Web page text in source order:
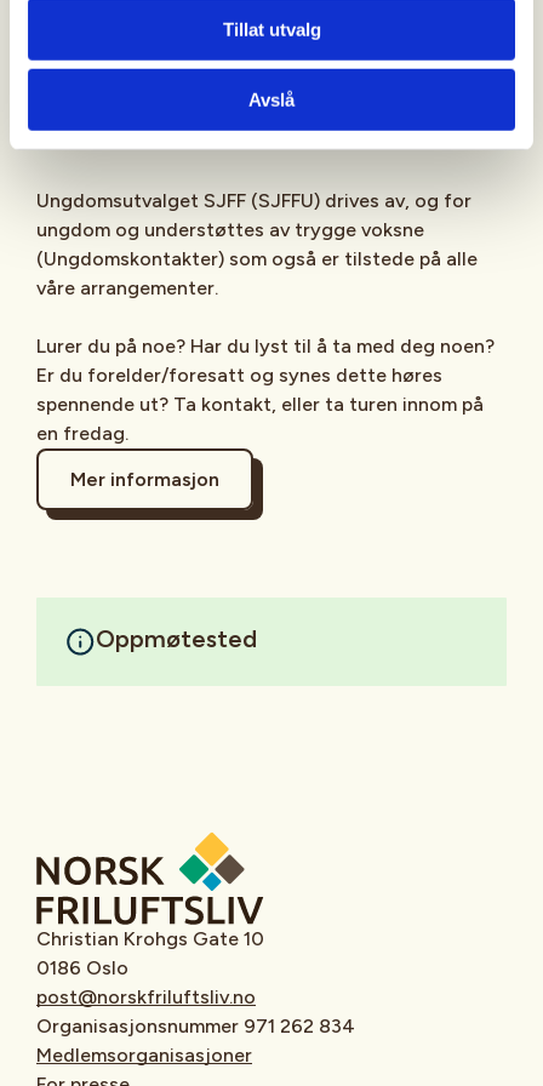
Tillat utvalg
Avslå
SJFFUpå Instagram
TikTokog vår egenpodcastpå din favoritt-
Ungdomsutvalget SJFF (SJFFU) drives av, og for
ungdom og understøttes av trygge voksne
(Ungdomskontakter) som også er tilstede på alle
våre arrangementer.
Lurer du på noe? Har du lyst til å ta med deg noen?
Er du forelder/foresatt og synes dette høres
spennende ut? Ta kontakt, eller ta turen innom på
en fredag.
Mer informasjon
Oppmøtested
Christian Krohgs Gate 10
0186 Oslo
post@norskfriluftsliv.no
Organisasjonsnummer 971 262 834
Medlemsorganisasjoner